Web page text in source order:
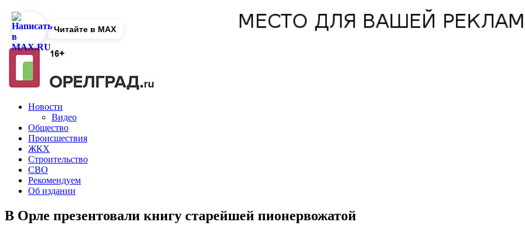
Новости
Видео
Общество
Происшествия
ЖКХ
Строительство
СВО
Рекомендуем
Об издании
В Орле презентовали книгу старейшей пионервожатой
Читайте в MAX